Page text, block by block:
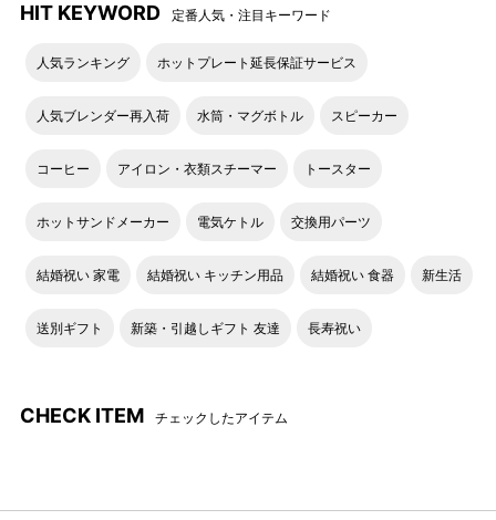
HIT KEYWORD 定番人気・注目キーワード
人気ランキング ホットプレート延長保証サービス
人気ブレンダー再入荷 水筒・マグボトル スピーカー
コーヒー アイロン・衣類スチーマー トースター
ホットサンドメーカー 電気ケトル 交換用パーツ
結婚祝い 家電 結婚祝い キッチン用品 結婚祝い 食器 新生活
送別ギフト 新築・引越しギフト 友達 長寿祝い
CHECK ITEM チェックしたアイテム